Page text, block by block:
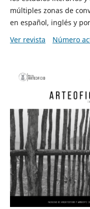
múltiples zonas de
en español, inglés y
Ver revista
Número